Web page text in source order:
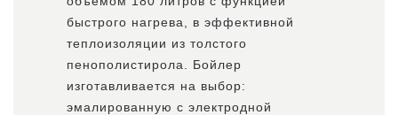
быстрого нагрева, в эффективной
теплоизоляции из толстого
пенополистирола. Бойлер
изготавливается на выбор:
эмалированную с электродной